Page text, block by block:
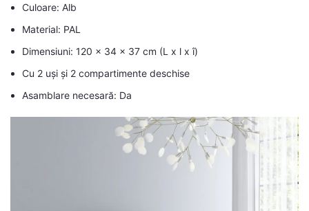
Culoare: Alb
Material: PAL
Dimensiuni: 120 x 34 x 37 cm (L x l x î)
Cu 2 uși și 2 compartimente deschise
Asamblare necesară: Da